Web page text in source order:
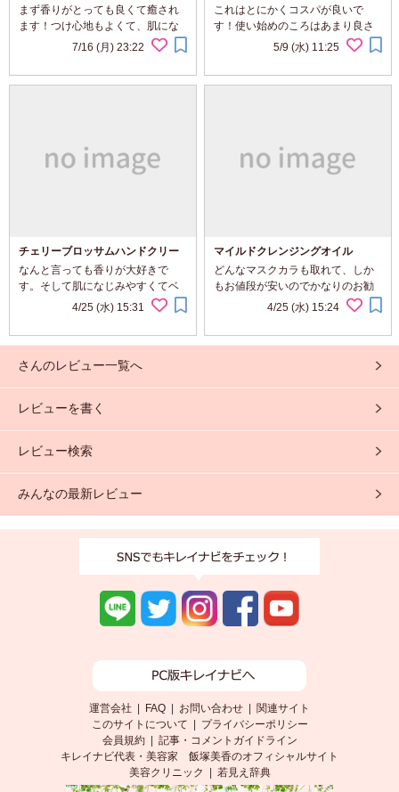
ディジャスミンの香り
まず香りがとっても良くて癒され
ます！つけ心地もよくて、肌にな
じみやすくて、べたつくこともな
から重宝してます！
7/16 (月) 23:22
ギ化粧水）
これはとにかくコスパが良いで
す！使い始めのころはあまり良さ
がわからなかったのですが、使い
きて、量もわりに安いから気兼ね
5/9 (水) 11:25
チェリーブロッサムハンドクリー
ム
なんと言っても香りが大好きで
す。そして肌になじみやすくてベ
タベタしないところがかなりイイ
ますが、前は春の期間限定販売だ
していました。
4/25 (水) 15:31
マイルドクレンジングオイル
どんなマスクカラも取れて、しか
もお値段が安いのでかなりのお勧
めです。めんどくさいときにはこ
す。何度もリピ中です。
4/25 (水) 15:24
さんのレビュー一覧へ
レビューを書く
レビュー検索
みんなの最新レビュー
運営会社 FAQ お問い合わせ
関連サイト
このサイトについて
プライバシーポリシー
会員規約| 記事・コメントガイドライン
キレイナビ代表・美容家 飯塚美香のオフィシャルサイト
美容クリニック
若見え辞典